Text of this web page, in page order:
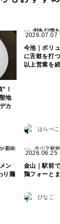
！
地
カ
2026.07.07
今池｜ボリ
に舌鼓を打
以上営業を
はらぺ
ン
り麺
2026.06.25
金山｜駅前
鶏フォーと
ひなこ